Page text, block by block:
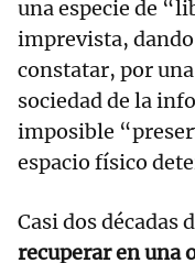
una especie de
imprevista,
constatar, por
sociedad de la
imposible
espacio físico
Casi dos décadas
recuperar en una